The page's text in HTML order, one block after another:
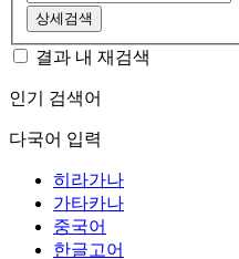
상세검색
결과 내 재검색
인기 검색어
다국어 입력
히라가나
가타카나
중국어
한글고어